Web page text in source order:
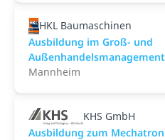
HKL Baumaschinen
Ausbildung im Groß- und
Mannheim
KHS GmbH
Ausbildung zum